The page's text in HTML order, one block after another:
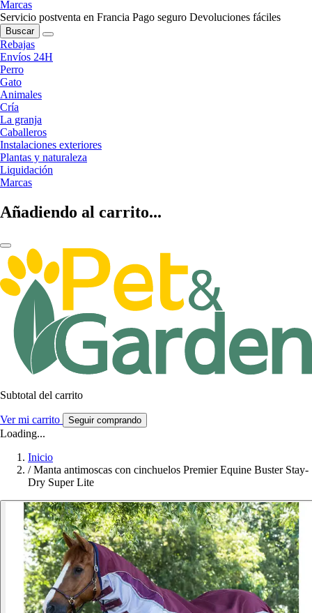
Marcas
Servicio postventa en Francia Pago seguro Devoluciones fáciles
Buscar
Rebajas
Envíos 24H
Perro
Gato
Animales
Cría
La granja
Caballeros
Instalaciones exteriores
Plantas y naturaleza
Liquidación
Marcas
Añadiendo al carrito...
Subtotal del carrito
Ver mi carrito Seguir comprando
Loading...
Inicio
/ Manta antimoscas con cinchuelos Premier Equine Buster Stay-
Dry Super Lite